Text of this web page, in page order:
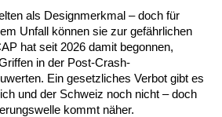
als Designmerkmal – doch für
Unfall können sie zur gefährlichen
hat seit 2026 damit begonnen,
in der Post-Crash-
Ein gesetzliches Verbot gibt es
und der Schweiz noch nicht – doch
kommt näher.